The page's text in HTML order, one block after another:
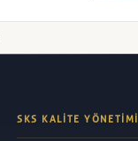
SKS KALITE YÖNETIMI